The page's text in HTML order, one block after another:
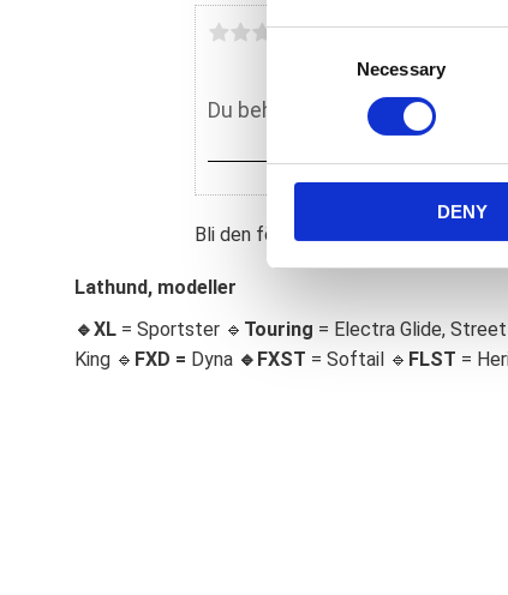
C
S
e
e
c
Necessary
DENY
Du
Bli den första att lämna ett omdöme.
Lathund, modeller
🔹XL = Sportster 🔹 Touring = Electra Glide, Street
King 🔹 FXD = Dyna 🔹 FXST = Softail 🔹 FLST =